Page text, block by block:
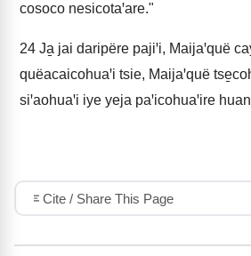
cosoco nesicotaꞌare."
24 Ja̱ jai daripëre pajiꞌi, Maijaꞌquë
quëacaicohuaꞌi tsie, Maijaꞌquë
siꞌaohuaꞌi iye yeja paꞌicohuaꞌire
Cite / Share This Page